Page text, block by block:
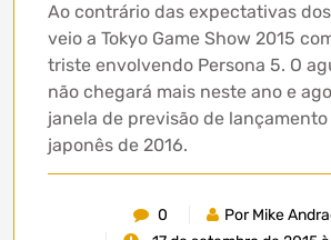
Ao contrário das expectativas
veio a Tokyo Game Show 2015
triste envolvendo Persona 5. O
não chegará mais neste ano e
janela de previsão de lançamento
japonês de 2016.
0
Por Mike